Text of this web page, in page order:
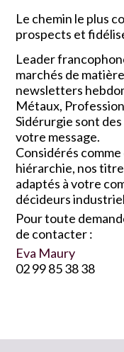
Le chemin le plus
prospects et
Leader
marchés de
newsletters
Métaux,
Sidérurgie sont
votre message.
Considérés
hiérarchie, nos
adaptés à votre
décideurs
Pour toute
de contacter :
Eva Maury
02 99 85 38 38